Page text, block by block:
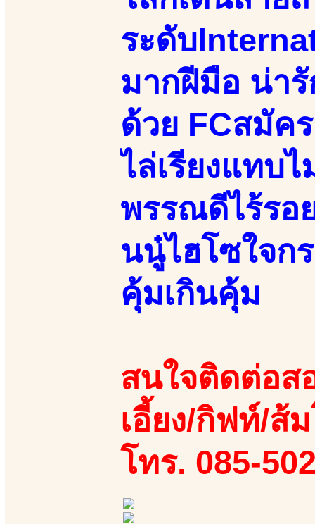
ระดับ
มากฝีมือ น่า
ด้วย FCสมัค
ไล่เรียงแทบ
พรรณดีไร้รอ
นนู๋ไฮโซใจกร
คุ้มเกินคุ้ม
สนใจติดต่อส
เอี้ยง/กิฟท์/ส้
โทร. 085-